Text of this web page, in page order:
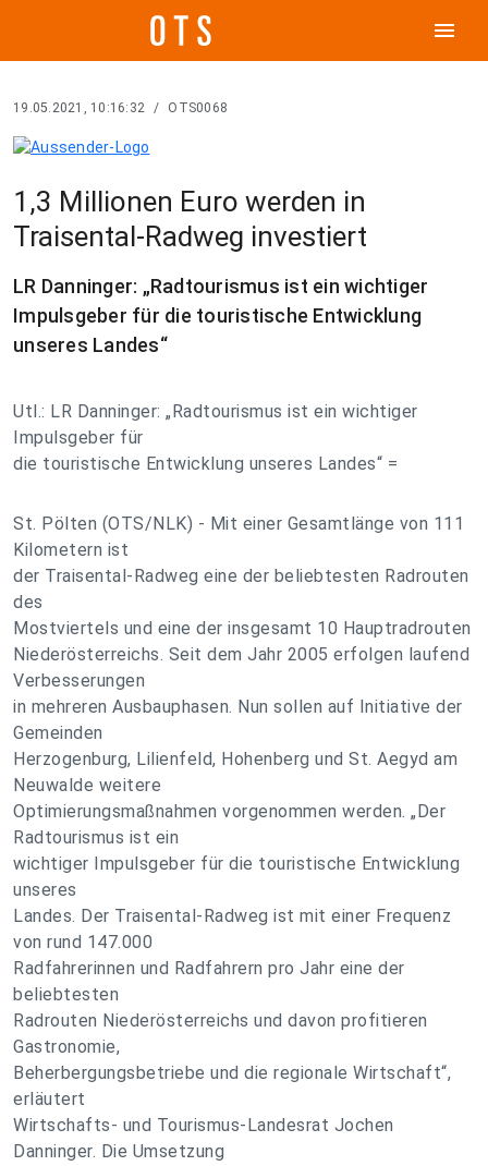
menu
19.05.2021, 10:16:32 / OTS0068
1,3 Millionen Euro werden in
Traisental-Radweg investiert
LR Danninger: „Radtourismus ist ein wichtiger
Impulsgeber für die touristische Entwicklung
unseres Landes“
Utl.: LR Danninger: „Radtourismus ist ein wichtiger
Impulsgeber für
die touristische Entwicklung unseres Landes“ =
St. Pölten (OTS/NLK) - Mit einer Gesamtlänge von 111
Kilometern ist
der Traisental-Radweg eine der beliebtesten Radrouten
des
Mostviertels und eine der insgesamt 10 Hauptradrouten
Niederösterreichs. Seit dem Jahr 2005 erfolgen laufend
Verbesserungen
in mehreren Ausbauphasen. Nun sollen auf Initiative der
Gemeinden
Herzogenburg, Lilienfeld, Hohenberg und St. Aegyd am
Neuwalde weitere
Optimierungsmaßnahmen vorgenommen werden. „Der
Radtourismus ist ein
wichtiger Impulsgeber für die touristische Entwicklung
unseres
Landes. Der Traisental-Radweg ist mit einer Frequenz
von rund 147.000
Radfahrerinnen und Radfahrern pro Jahr eine der
beliebtesten
Radrouten Niederösterreichs und davon profitieren
Gastronomie,
Beherbergungsbetriebe und die regionale Wirtschaft“,
erläutert
Wirtschafts- und Tourismus-Landesrat Jochen
Danninger. Die Umsetzung